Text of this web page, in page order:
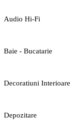
Audio Hi-Fi
Baie - Bucatarie
Decoratiuni Interioare
Depozitare